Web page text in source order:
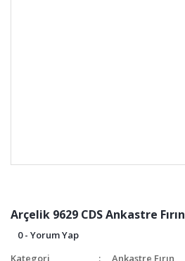
Arçelik 9629 CDS Ankastre Fırın
0 - Yorum Yap
Kategori
Ankastre Fırın